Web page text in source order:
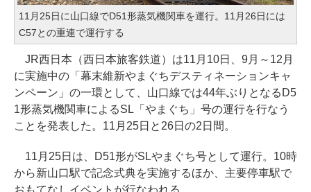
11月25日に山口線でD51形蒸気機関車を運行。11月26日には
C57との重連で運行する
JR西日本（西日本旅客鉄道）は11月10日、9月～12月
に実施中の「幕末維新やまぐちデスティネーションキャ
ンペーン」の一環として、山口線では44年ぶりとなるD5
1形蒸気機関車によるSL「やまぐち」号の運行を行なう
ことを発表した。11月25日と26日の2日間。
11月25日は、D51形がSLやまぐち号として運行。10時
から新山口駅で記念式典を実施するほか、主要停車駅で
おもてなしイベントが行なわれる。